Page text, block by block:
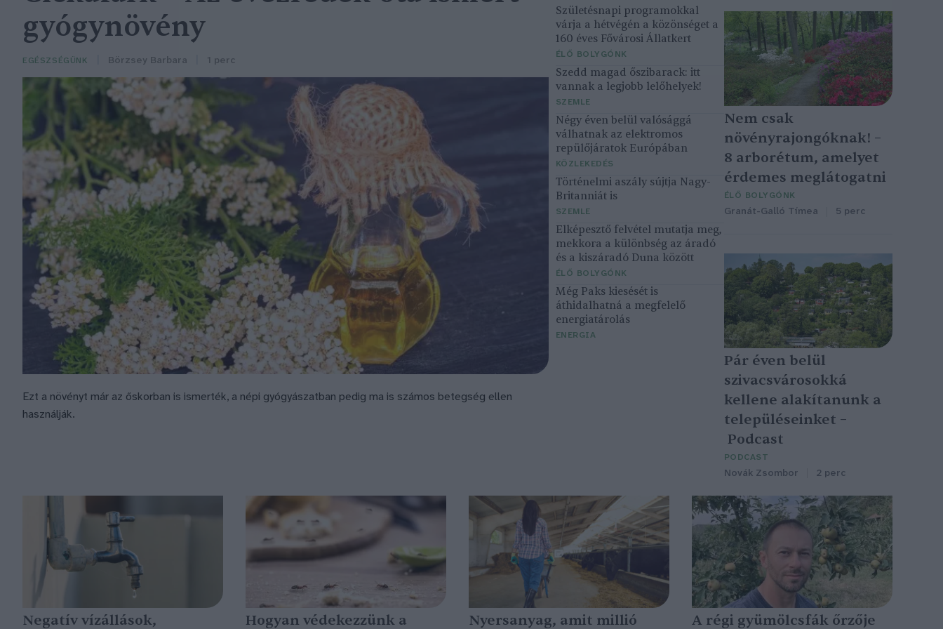
gyógynövény
EGÉSZSÉGÜNK Börzsey Barbara 1 perc
Ezt a növényt már az őskorban is ismerték, a népi gyógyászatban pedig ma is számos betegség ellen
használják.
Születésnapi programokkal
várja a hétvégén a közönséget a
160 éves Fővárosi Állatkert
ÉLŐ BOLYGÓNK
Szedd magad őszibarack: itt
vannak a legjobb lelőhelyek!
SZEMLE
Négy éven belül valósággá
válhatnak az elektromos
repülőjáratok Európában
KÖZLEKEDÉS
Történelmi aszály sújtja Nagy-
Britanniát is
SZEMLE
Elképesztő felvétel mutatja meg,
mekkora a különbség az áradó
és a kiszáradó Duna között
ÉLŐ BOLYGÓNK
Még Paks kiesését is
áthidalhatná a megfelelő
energiatárolás
ENERGIA
Nem csak
növényrajongóknak! –
8 arborétum, amelyet
érdemes meglátogatni
ÉLŐ BOLYGÓNK
Granát-Galló Tímea 5 perc
Pár éven belül
szivacsvárosokká
kellene alakítanunk a
településeinket –
Podcast
PODCAST
Novák Zsombor 2 perc
Negatív vízállások, Hogyan védekezzünk a Nyersanyag, amit millió A régi gyümölcsfák őrzője